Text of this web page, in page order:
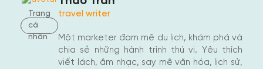
Trang
cá
nhân
travel writer
Một marketer đam mê du lịch, khám phá và
chia sẻ những hành trình thú vị. Yêu thích
viết lách, âm nhạc, say mê văn hóa, lịch sử,